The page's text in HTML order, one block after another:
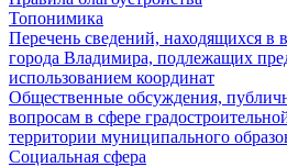
Топонимика
Перечень сведений, находящихся в
города Владимира, подлежащих
использованием координат
Общественные обсуждения,
вопросам в сфере
территории муниципального
Социальная сфера